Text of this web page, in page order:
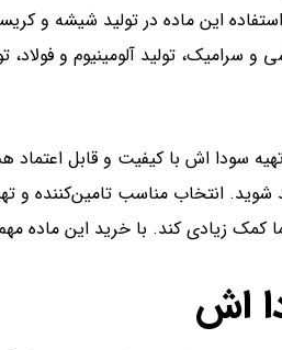
استفاده این ماده در تولید شیشه و
و سرامیک، تولید آلومینیوم و
تهیه سودا اش با کیفیت و قابل
انتخاب مناسب تامین‌کننده و
زیادی کند. با خرید این ماده
اش